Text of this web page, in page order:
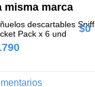
misma marca
descartables Sniff
Pack x 6 und
$0